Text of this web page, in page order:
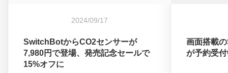
2024/09/17
SwitchBotからCO2センサーが
7,980円で登場、発売記念セールで
15%オフに
画面搭載
が予約受